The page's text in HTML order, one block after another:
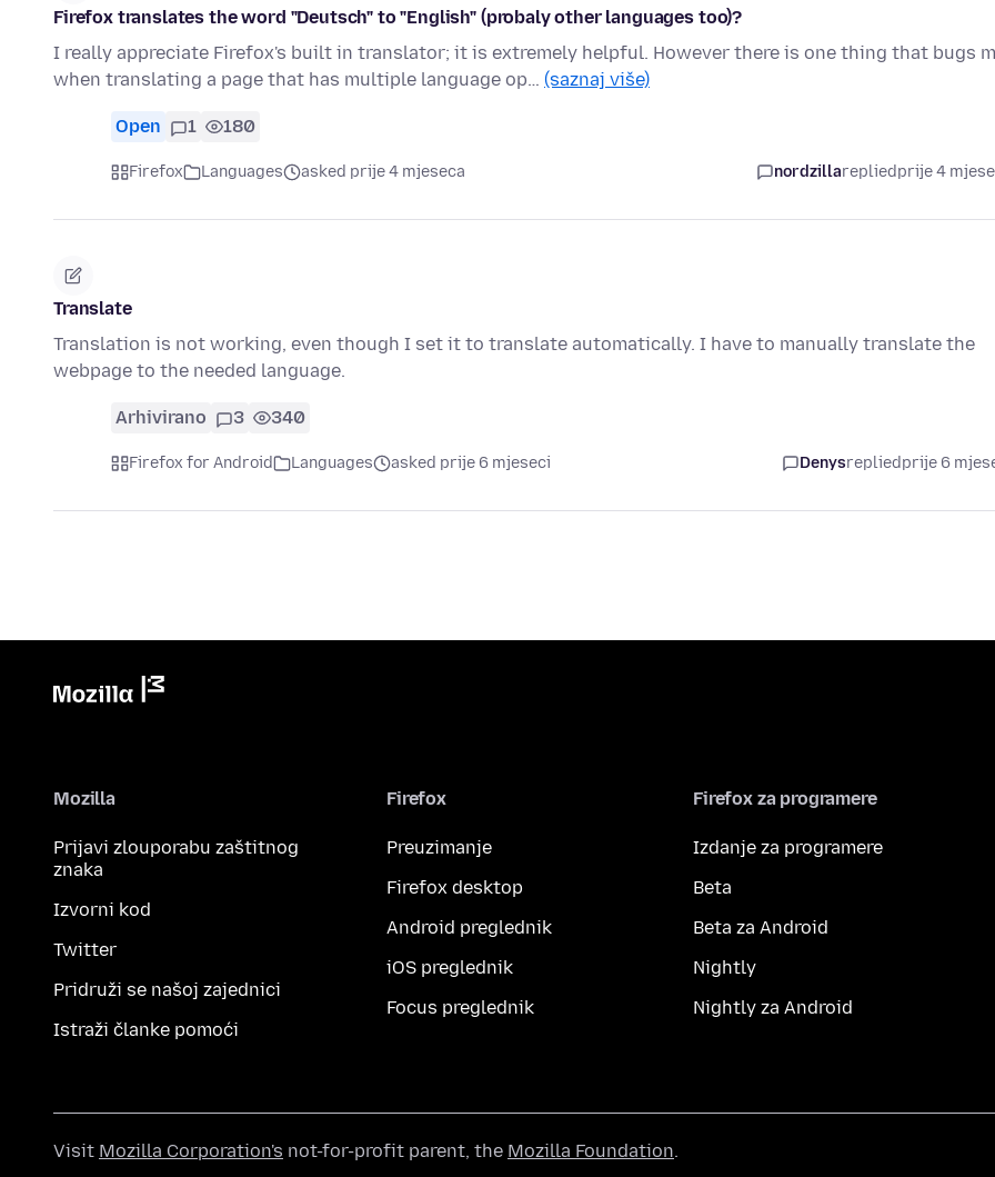
Firefox translates the word "Deutsch" to "English" (probaly other languages too)?
I really appreciate Firefox's built in translator; it is extremely helpful. However there is one thing that bugs
when translating a page that has multiple language op… (saznaj više)
Open 1 180
Firefox Languages asked prije 4 mjeseca nordzillarepliedprije 4
Translate
Translation is not working, even though I set it to translate automatically. I have to manually translate the
webpage to the needed language.
Arhivirano 3 340
Firefox for Android Languages asked prije 6 mjeseci Denysrepliedprije 6
Mozilla
Prijavi zlouporabu zaštitnog
znaka
Izvorni kod
Twitter
Pridruži se našoj zajednici
Istraži članke pomoći
Firefox
Preuzimanje
Firefox desktop
Android preglednik
iOS preglednik
Focus preglednik
Firefox za programere
Izdanje za programere
Beta
Beta za Android
Nightly
Nightly za Android
Visit Mozilla Corporation's not-for-profit parent, the Mozilla Foundation.